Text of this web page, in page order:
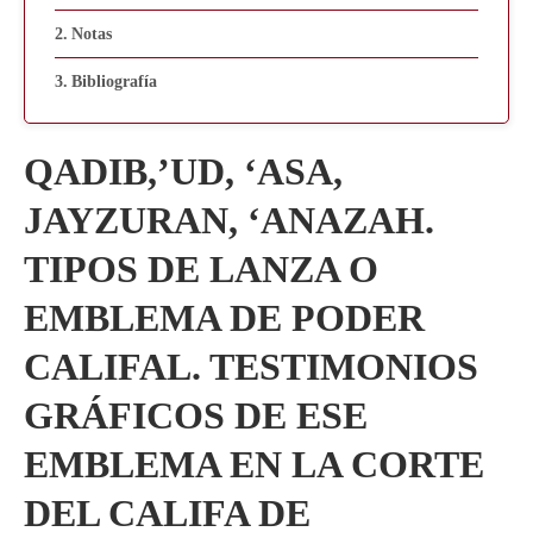
Notas
Bibliografía
QADIB,’UD, ‘ASA,
JAYZURAN, ‘ANAZAH.
TIPOS DE LANZA O
EMBLEMA DE PODER
CALIFAL. TESTIMONIOS
GRÁFICOS DE ESE
EMBLEMA EN LA CORTE
DEL CALIFA DE